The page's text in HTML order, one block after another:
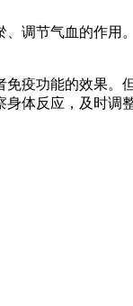
、调节气血的作用
疫功能的效果
体反应，及时调